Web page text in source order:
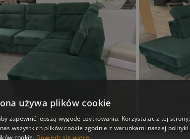
używa plików cookie
zapewnić lepszą wygodę użytkowania. Korzystając z tej strony,
wszystkich plików cookie zgodnie z warunkami naszej polityki
cookie. Dowiedz się więcej